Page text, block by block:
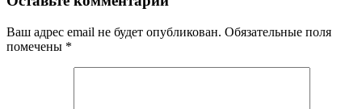
Ваш адрес email не будет опубликован. Обязательные поля
помечены *